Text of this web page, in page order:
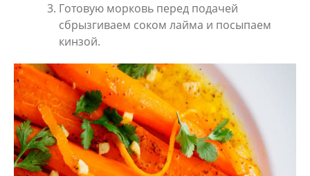
Готовую морковь перед подачей
сбрызгиваем соком лайма и посыпаем
кинзой.